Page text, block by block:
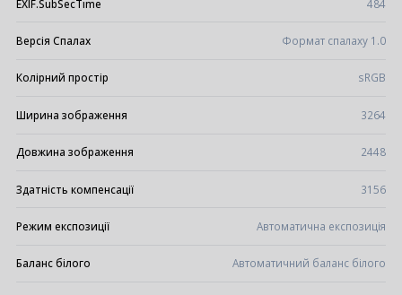
EXIF.SubSecTime 484
Версія Спалах Формат спалаху 1.0
Колірний простір sRGB
Ширина зображення 3264
Довжина зображення 2448
Здатність компенсації 3156
Режим експозиції Автоматична експозиція
Баланс білого Автоматичний баланс білого